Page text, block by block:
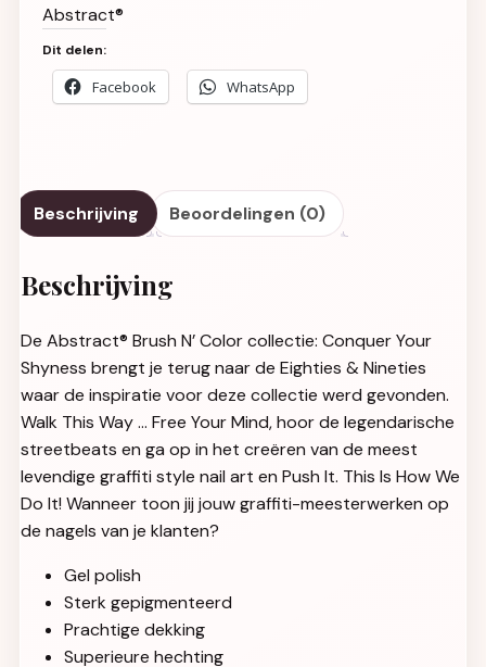
Abstract®
Dit delen:
Facebook WhatsApp
Beschrijving Beoordelingen (0)
Beschrijving
De Abstract® Brush N’ Color collectie: Conquer Your
Shyness brengt je terug naar de Eighties & Nineties
waar de inspiratie voor deze collectie werd gevonden.
Walk This Way … Free Your Mind, hoor de legendarische
streetbeats en ga op in het creëren van de meest
levendige graffiti style nail art en Push It. This Is How We
Do It! Wanneer toon jij jouw graffiti-meesterwerken op
de nagels van je klanten?
Gel polish
Sterk gepigmenteerd
Prachtige dekking
Superieure hechting